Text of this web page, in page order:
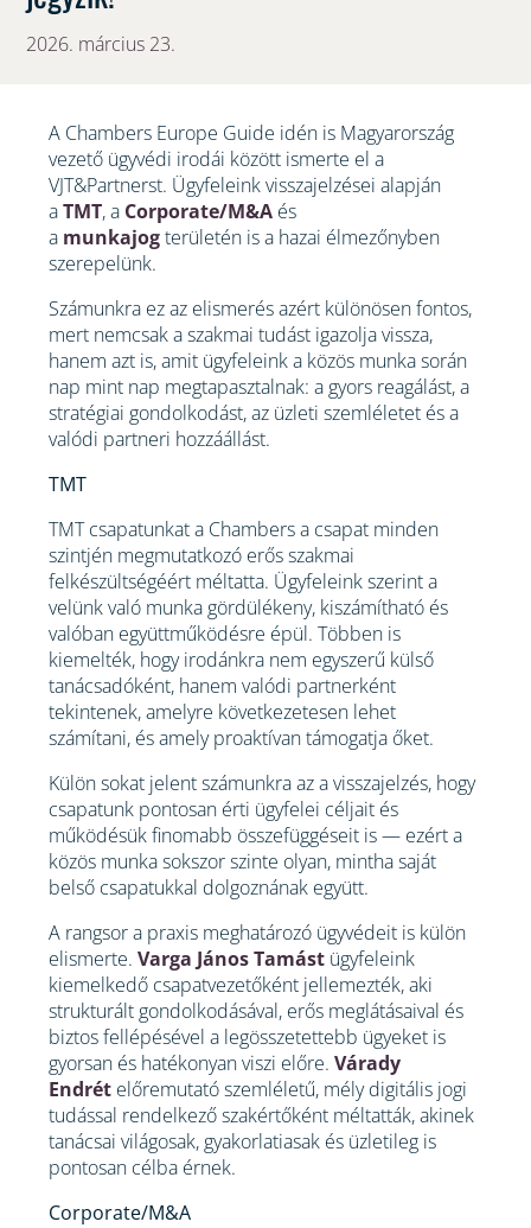
2026. március 23.
A Chambers Europe Guide idén is Magyarország
vezető ügyvédi irodái között ismerte el a
VJT&Partnerst. Ügyfeleink visszajelzései alapján
aTMT, a Corporate/M&A és
a munkajogterületén is a hazai élmezőnyben
szerepelünk.
Számunkra ez az elismerés azért különösen fontos,
mert nemcsak a szakmai tudást igazolja vissza,
hanem azt is, amit ügyfeleink a közös munka során
nap mint nap megtapasztalnak: a gyors reagálást, a
stratégiai gondolkodást, az üzleti szemléletet és a
valódi partneri hozzáállást.
TMT
TMT csapatunkat a Chambers a csapat minden
szintjén megmutatkozó erős szakmai
felkészültségéért méltatta. Ügyfeleink szerint a
velünk való munka gördülékeny, kiszámítható és
valóban együttműködésre épül. Többen is
kiemelték, hogy irodánkra nem egyszerű külső
tanácsadóként, hanem valódi partnerként
tekintenek, amelyre következetesen lehet
számítani, és amely proaktívan támogatja őket.
Külön sokat jelent számunkra az a visszajelzés, hogy
csapatunk pontosan érti ügyfelei céljait és
működésük finomabb összefüggéseit is — ezért a
közös munka sokszor szinte olyan, mintha saját
belső csapatukkal dolgoznának együtt.
A rangsor a praxis meghatározó ügyvédeit is külön
elismerte.Varga János Tamást ügyfeleink
kiemelkedő csapatvezetőként jellemezték, aki
strukturált gondolkodásával, erős meglátásaival és
biztos fellépésével a legösszetettebb ügyeket is
gyorsan és hatékonyan viszi előre.Várady
Endrét előremutató szemléletű, mély digitális jogi
tudással rendelkező szakértőként méltatták, akinek
tanácsai világosak, gyakorlatiasak és üzletileg is
pontosan célba érnek.
Corporate/M&A